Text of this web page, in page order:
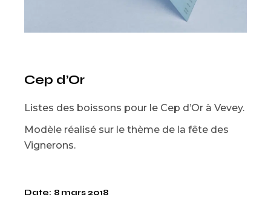
Cep d’Or
Listes des boissons pour le Cep d’Or à Vevey.
Modèle réalisé sur le thème de la fête des
Vignerons.
Date: 8 mars 2018